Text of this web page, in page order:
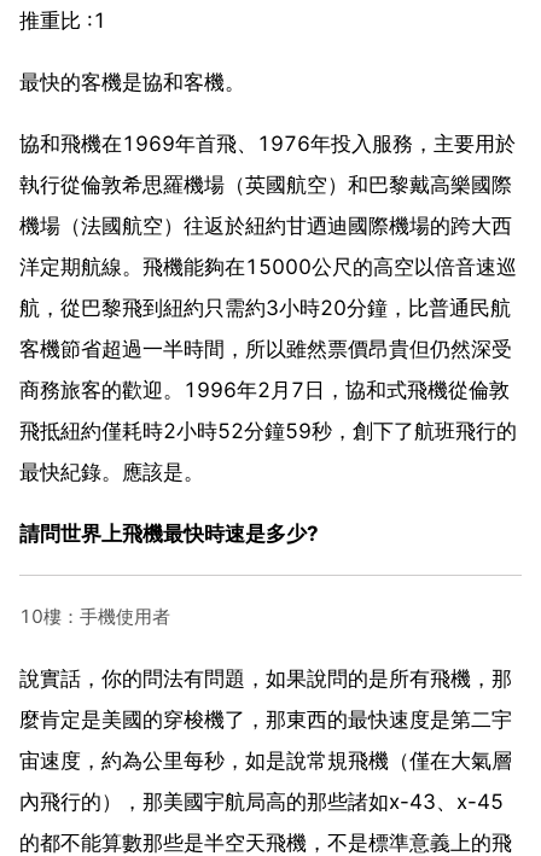
推重比 :1
最快的客機是協和客機。
協和飛機在1969年首飛、1976年投入服務，主要用於
執行從倫敦希思羅機場（英國航空）和巴黎戴高樂國際
機場（法國航空）往返於紐約甘迺迪國際機場的跨大西
洋定期航線。飛機能夠在15000公尺的高空以倍音速巡
航，從巴黎飛到紐約只需約3小時20分鐘，比普通民航
客機節省超過一半時間，所以雖然票價昂貴但仍然深受
商務旅客的歡迎。1996年2月7日，協和式飛機從倫敦
飛抵紐約僅耗時2小時52分鐘59秒，創下了航班飛行的
最快紀錄。應該是。
請問世界上飛機最快時速是多少?
10樓：手機使用者
說實話，你的問法有問題，如果說問的是所有飛機，那
麼肯定是美國的穿梭機了，那東西的最快速度是第二宇
宙速度，約為公里每秒，如是說常規飛機（僅在大氣層
內飛行的），那美國宇航局高的那些諸如x-43、x-45
的都不能算數那些是半空天飛機，不是標準意義上的飛